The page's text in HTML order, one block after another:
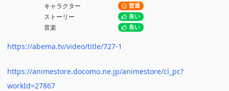
キャラクター 普通
ストーリー 良い
音楽 良い
https://abema.tv/video/title/727-1
https://animestore.docomo.ne.jp/animestore/ci_pc?
workId=27867